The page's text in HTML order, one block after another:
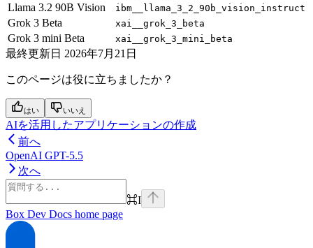
Llama 3.2 90B Vision ibm__llama_3_2_90b_vision_instruct
Grok 3 Beta xai__grok_3_beta
Grok 3 mini Beta xai__grok_3_mini_beta
最終更新日 2026年7月21日
このページは役に立ちましたか？
はい いいえ
AIを活用したアプリケーションの作成
前へ
OpenAI GPT-5.5
次へ
⌘I
Box Dev Docs home page